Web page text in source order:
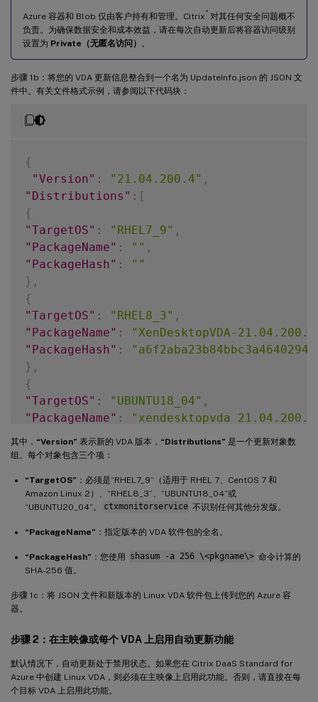
Azure 容器和 Blob 仅由客户持有和管理。Citrix ®
对其任何安全问题概不
负责。为确保数据安全和成本效益，请在每次自动更新后将容器访问级别
设置为 Private（无匿名访问） 。
步骤 1b：将您的 VDA 更新信息整合到一个名为 UpdateInfo.json 的 JSON 文
件中。有关文件格式示例，请参阅以下代码块：
{
"Version" : "21.04.200.4" ,
"Distributions" : [
{
"TargetOS" : "RHEL7_9" ,
"PackageName" : "" ,
"PackageHash" :
""
} ,
{
"TargetOS" : "RHEL8_3" ,
"PackageName" :
"XenDesktopVDA-
"PackageHash" :
} ,
{
"TargetOS" : "UBUNTU18_04" ,
"PackageName" :
"PackageHash"
},
-
"TargetOS": "UBUNTU20_04" ,
-
"PackageName": "",
}
]
}
其中， “Version” 表示新的 VDA 版本， “Distributions” 是一个更新对象数
组。每个对象包含三个项：
“TargetOS” ：必须是“RHEL7_9”（适用于 RHEL 7、CentOS 7 和
Amazon Linux 2）、“RHEL8_3”、“UBUNTU18_04”或
“UBUNTU20_04”。
ctxmonitorservice 不识别任何其他分发版。
“PackageName” ：指定版本的 VDA 软件包的全名。
“PackageHash” ：您使用 shasum -a 256 \<pkgname\> 命令计算的
SHA-256 值。
步骤 1c：将 JSON 文件和新版本的 Linux VDA 软件包上传到您的 Azure 容
器。
步骤 2：在主映像或每个 VDA 上启用自动更新功能
默认情况下，自动更新处于禁用状态。如果您在 Citrix DaaS Standard for
Azure 中创建 Linux VDA，则必须在主映像上启用此功能。否则，请直接在每
个目标 VDA 上启用此功能。